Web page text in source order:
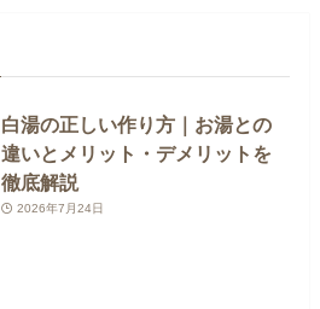
白湯の正しい作り方｜お湯との
違いとメリット・デメリットを
徹底解説
2026年7月24日